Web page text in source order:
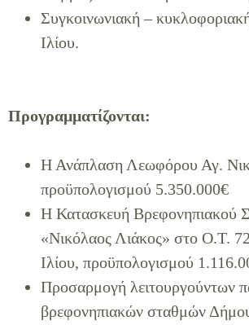
Συγκοινωνιακή –
Ιλίου.
Προγραμματίζονται:
Η Ανάπλαση Λεωφόρου Αγ.
προϋπολογισμού 5.350.000€
Η Κατασκευή Βρεφονηπιακού
«Νικόλαος Λιάκος» στο Ο.Τ.
Ιλίου, προϋπολογισμού
Προσαρμογή λειτουργούντων
βρεφονηπιακών σταθμών